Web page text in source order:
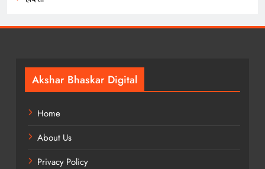
Akshar Bhaskar Digital
Home
About Us
Privacy Policy